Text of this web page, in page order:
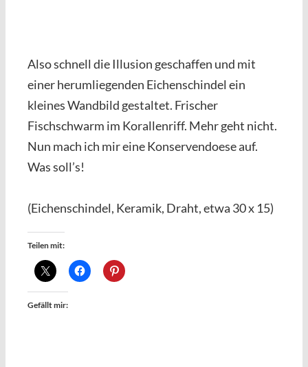
Also schnell die Illusion geschaffen und mit
einer herumliegenden Eichenschindel ein
kleines Wandbild gestaltet. Frischer
Fischschwarm im Korallenriff. Mehr geht nicht.
Nun mach ich mir eine Konservendoese auf.
Was soll’s!
(Eichenschindel, Keramik, Draht, etwa 30 x 15)
Teilen mit:
Gefällt mir: